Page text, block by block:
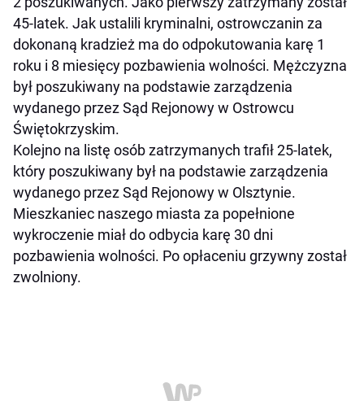
45-latek. Jak ustalili kryminalni, ostrowczanin za
dokonaną kradzież ma do odpokutowania karę 1
roku i 8 miesięcy pozbawienia wolności. Mężczyzna
był poszukiwany na podstawie zarządzenia
wydanego przez Sąd Rejonowy w Ostrowcu
Świętokrzyskim.
Kolejno na listę osób zatrzymanych trafił 25-latek,
który poszukiwany był na podstawie zarządzenia
wydanego przez Sąd Rejonowy w Olsztynie.
Mieszkaniec naszego miasta za popełnione
wykroczenie miał do odbycia karę 30 dni
pozbawienia wolności. Po opłaceniu grzywny został
zwolniony.